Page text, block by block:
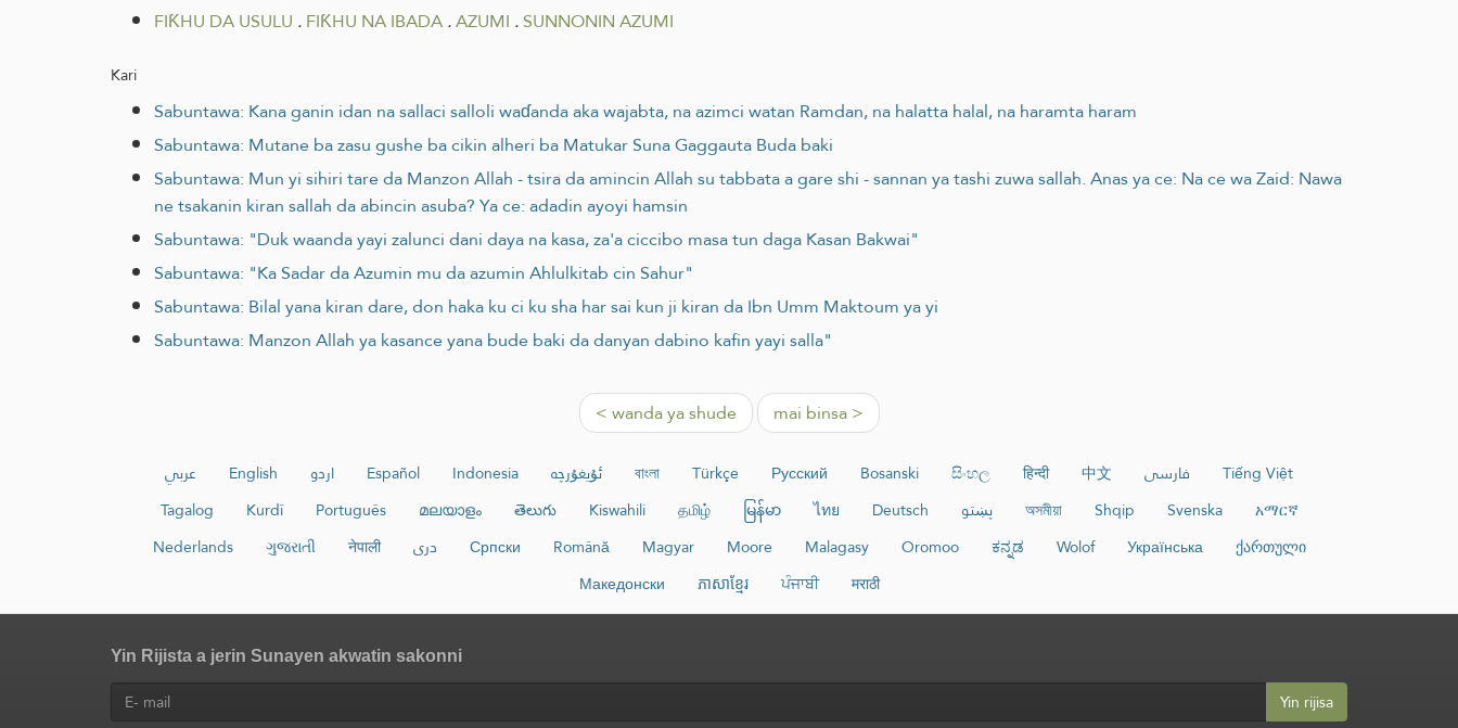
FIƘHU DA USULU .FIƘHU NA IBADA.AZUMI .SUNNONIN AZUMI
Kari
Sabuntawa: Kana ganin idan na sallaci salloli waɗanda aka wajabta, na azimci watan Ramdan, na halatta halal, na haramta haram
Sabuntawa: Mutane ba zasu gushe ba cikin alheri ba Matukar Suna Gaggauta Buda baki
Sabuntawa: Mun yi sihiri tare da Manzon Allah - tsira da amincin Allah su tabbata a gare shi - sannan ya tashi zuwa sallah. Anas ya ce: Na ce wa Zaid: Nawa
ne tsakanin kiran sallah da abincin asuba? Ya ce: adadin ayoyi hamsin
Sabuntawa: "Duk waanda yayi zalunci dani daya na kasa, za'a ciccibo masa tun daga Kasan Bakwai"
Sabuntawa: "Ka Sadar da Azumin mu da azumin Ahlulkitab cin Sahur"
Sabuntawa: Bilal yana kiran dare, don haka ku ci ku sha har sai kun ji kiran da Ibn Umm Maktoum ya yi
Sabuntawa: Manzon Allah ya kasance yana bude baki da danyan dabino kafin yayi salla"
< wanda ya shude mai binsa >
عربي English اردو Español Indonesia ئۇيغۇرچە বাংলা Türkçe Русский Bosanski සිංහල हिन्दी 中文 فارسی
Tiếng Việt
Tagalog
Kurdî Português മലയാളം తెలుగు Kiswahili தமிழ் မြန်မာ ไทย Deutsch پښتو অসমীয়া Shqip Svenska
አማርኛ
Nederlands
ગુજરાતી नेपाली دری Српски Română Magyar Moore Malagasy Oromoo ಕನ್ನಡ Wolof Українська
ქართული
Македонски
ភាសាខ្មែរ ਪੰਜਾਬੀ मराठी
Yin Rijista a jerin Sunayen akwatin sakonni
Yin rijisa